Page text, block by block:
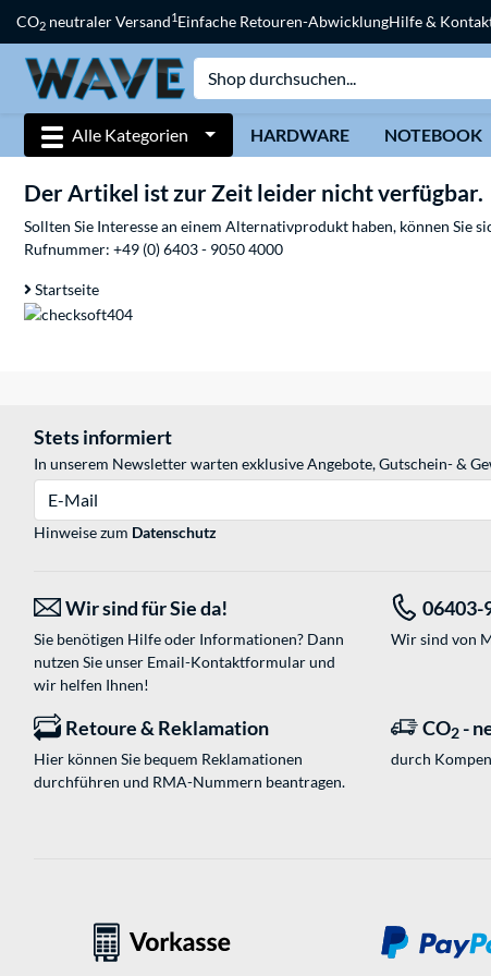
CO2 neutraler Versand1Einfache Retouren-AbwicklungHilfe &
Alle Kategorien HARDWARE NOTEBOOK
Der Artikel ist zur Zeit leider nicht verfügbar.
Sollten Sie Interesse an einem Alternativprodukt haben, können Sie
Rufnummer: +49 (0) 6403 - 9050 4000
Startseite
Stets informiert
In unserem Newsletter warten exklusive Angebote, Gutschein- &
Hinweise zum Datenschutz
Wir sind für Sie da!
Sie benötigen Hilfe oder Informationen? Dann
nutzen Sie unser Email-Kontaktformularund
wir helfen Ihnen!
06403-
Wir sind von
Retoure & Reklamation
Hier können Sie bequem Reklamationen
durchführen und RMA-Nummern beantragen.
CO2 -
durch